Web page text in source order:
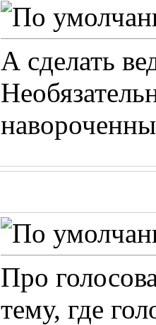
А сделать
Про
тему, где